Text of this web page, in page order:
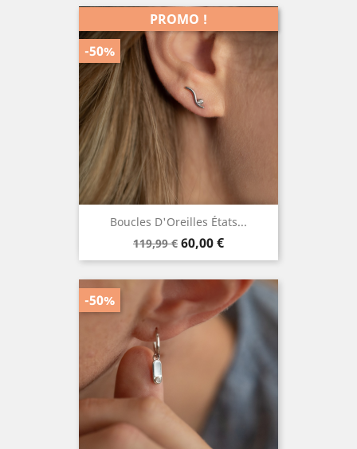
Boucles D'Oreilles États...
Prix
de
119,99 € Prix
60,00 €
PROMO !
-50%
-50%